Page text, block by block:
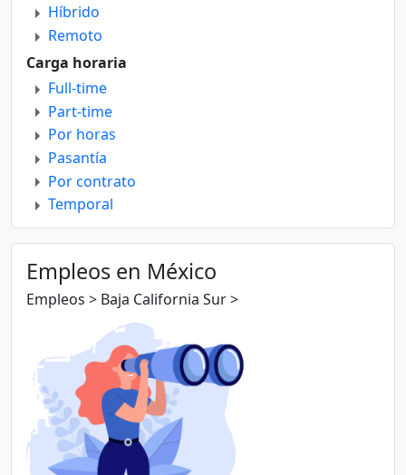
Diseño
Educación, Docencia e Investigación
Enfermería
Gastronomía y Turismo
Gerencia y Dirección General
Ingeniería Civil y Construcción
Ingenierías
Legales
Marketing y Publicidad
Naviero, Maritimo, Portuario
Oficios y Otros
Producción y Manufactura
Recursos Humanos y Capacitación
Salud, Medicina y Farmacia
Secretarias y Recepción
Seguros
Sociología y Trabajo Social
Técnologia, Sistemas y Comunicaciones
Híbrido
Remoto
Carga horaria
Full-time
Part-time
Por horas
Pasantía
Por contrato
Temporal
Nocturno
Voluntario
Empleos en México
Empleos > Baja California Sur >